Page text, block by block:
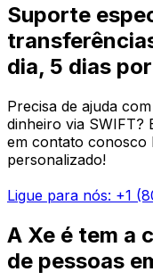
Suporte
dia, 5 dias
Precisa de ajuda
dinheiro via SWIFT?
em contato conosco
personalizado!
Ligue para nós: +1
A Xe é tem a
de pessoas